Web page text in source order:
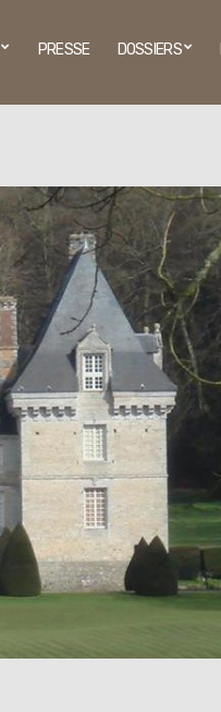
PRESSE DOSSIERS